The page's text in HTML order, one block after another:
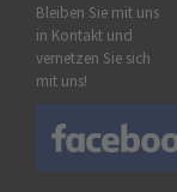
Bleiben Sie mit uns
in Kontakt und
vernetzen Sie sich
mit uns!